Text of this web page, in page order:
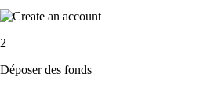
2
Déposer des fonds